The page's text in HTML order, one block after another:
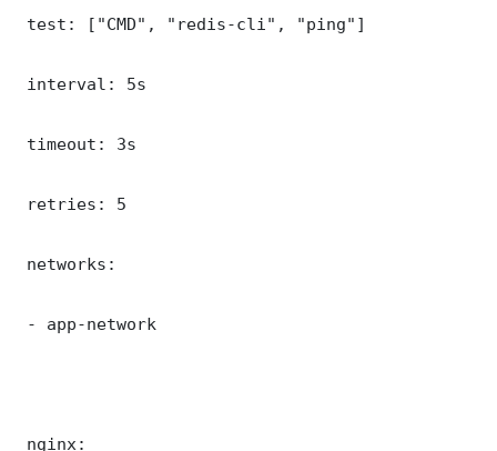
test: ["CMD", "redis-cli", "ping"]
interval: 5s
timeout: 3s
retries: 5
networks:
- app-network
nginx: